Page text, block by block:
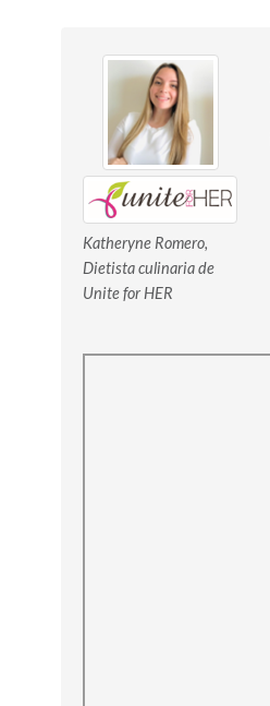
Katheryne Romero,
Dietista culinaria de
Unite for HER